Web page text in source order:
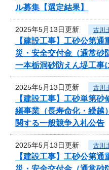
ル募集【選定結果】
2025年5月13日更新 古川
【建設工事】工砂公第
災・安全交付金（通常砂
一本栃洞砂防えん堤工事
2025年5月13日更新 古川
【建設工事】工砂単第
繕事業（長寿命化・繰越
関する一般競争入札公告
2025年5月13日更新 古川
【建設工事】工砂公第